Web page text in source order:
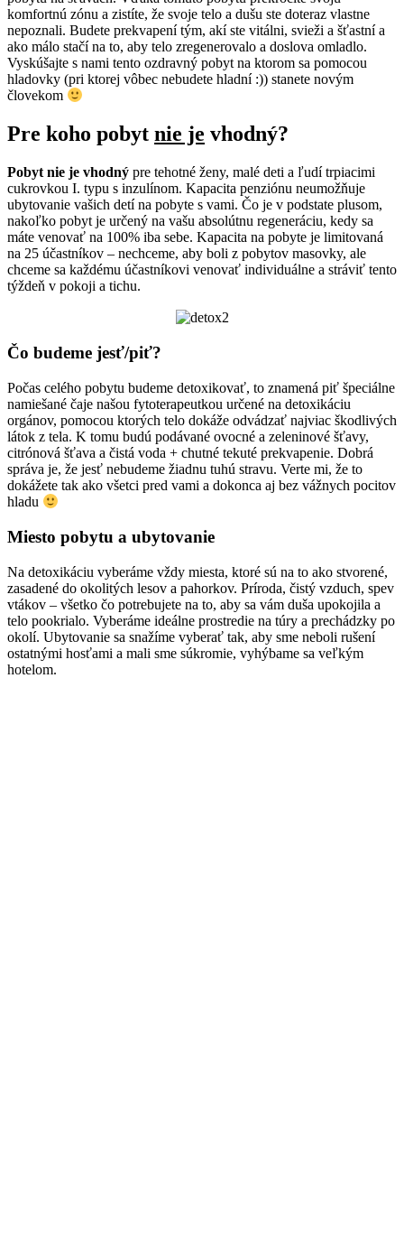
komfortnú zónu a zistíte, že svoje telo a dušu ste doteraz vlastne
nepoznali. Budete prekvapení tým, akí ste vitálni, svieži a šťastní a
ako málo stačí na to, aby telo zregenerovalo a doslova omladlo.
Vyskúšajte s nami tento ozdravný pobyt na ktorom sa pomocou
hladovky (pri ktorej vôbec nebudete hladní :)) stanete novým
človekom
Pre koho pobyt nie je vhodný?
Pobyt nie je vhodný pre tehotné ženy, malé deti a ľudí trpiacimi
cukrovkou I. typu s inzulínom. Kapacita penziónu neumožňuje
ubytovanie vašich detí na pobyte s vami. Čo je v podstate plusom,
nakoľko pobyt je určený na vašu absolútnu regeneráciu, kedy sa
máte venovať na 100% iba sebe. Kapacita na pobyte je limitovaná
na 25 účastníkov – nechceme, aby boli z pobytov masovky, ale
chceme sa každému účastníkovi venovať individuálne a stráviť tento
týždeň v pokoji a tichu.
Čo budeme jesť/piť?
Počas celého pobytu budeme detoxikovať, to znamená piť špeciálne
namiešané čaje našou fytoterapeutkou určené na detoxikáciu
orgánov, pomocou ktorých telo dokáže odvádzať najviac škodlivých
látok z tela. K tomu budú podávané ovocné a zeleninové šťavy,
citrónová šťava a čistá voda + chutné tekuté prekvapenie. Dobrá
správa je, že jesť nebudeme žiadnu tuhú stravu. Verte mi, že to
dokážete tak ako všetci pred vami a dokonca aj bez vážnych pocitov
hladu
Miesto pobytu a ubytovanie
Na detoxikáciu vyberáme vždy miesta, ktoré sú na to ako stvorené,
zasadené do okolitých lesov a pahorkov. Príroda, čistý vzduch, spev
vtákov – všetko čo potrebujete na to, aby sa vám duša upokojila a
telo pookrialo. Vyberáme ideálne prostredie na túry a prechádzky po
okolí. Ubytovanie sa snažíme vyberať tak, aby sme neboli rušení
ostatnými hosťami a mali sme súkromie, vyhýbame sa veľkým
hotelom.